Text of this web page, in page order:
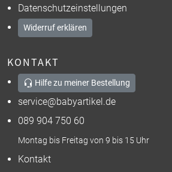
Datenschutzeinstellungen
Widerruf erklären
KONTAKT
Hilfe zu meiner Bestellung
service@babyartikel.de
089 904 750 60
Montag bis Freitag von 9 bis 15 Uhr
Kontakt